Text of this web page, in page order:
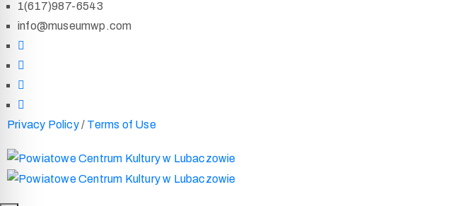
1(617)987-6543
info@museumwp.com
Privacy Policy/ Terms of Use